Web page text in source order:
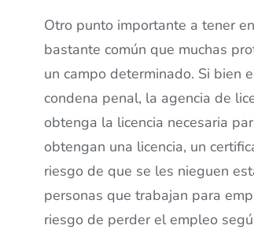
Otro punto importante a tener
bastante común que muchas
un campo determinado. Si bien
condena penal, la agencia de
obtenga la licencia necesaria
obtengan una licencia, un
riesgo de que se les nieguen
personas que trabajan para
riesgo de perder el empleo